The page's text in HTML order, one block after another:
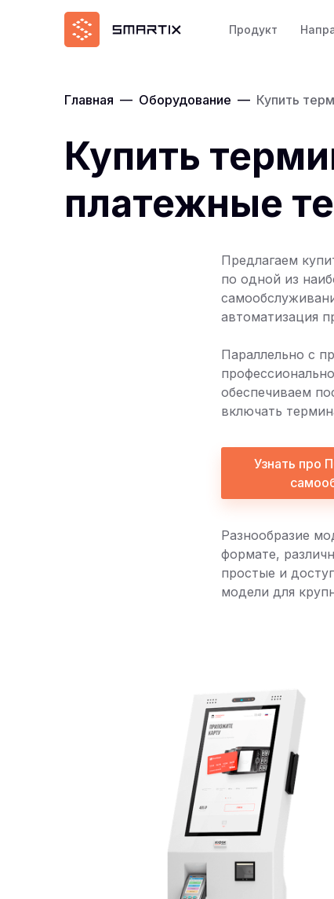
Продукт
Главная — Оборудование — Купить
Купить
платежные
Предлагаем
по одной из
автоматизация
Параллельно с
обеспечиваем
включать
Узнать про
Разнообразие
формате,
простые и
модели для